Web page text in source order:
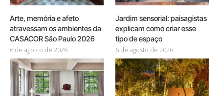
Arte, memória e afeto
atravessam os ambientes da
CASACOR São Paulo 2026
6 de agosto de 2026
Jardim sensorial: paisagistas
explicam como criar esse
tipo de espaço
6 de agosto de 2026